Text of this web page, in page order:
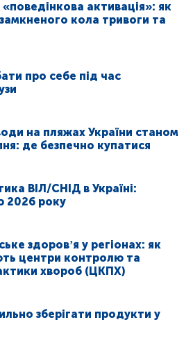
«поведінкова активація»: як
кола тривоги та
про себе під час
на пляжах України станом
де безпечно купатися
ВІЛ/СНІД в Україні:
2026 року
здоровʼя у регіонах: як
центри контролю та
хвороб (ЦКПХ)
зберігати продукти у